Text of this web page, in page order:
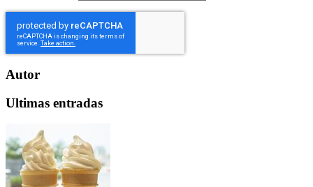
Autor
Ultimas entradas